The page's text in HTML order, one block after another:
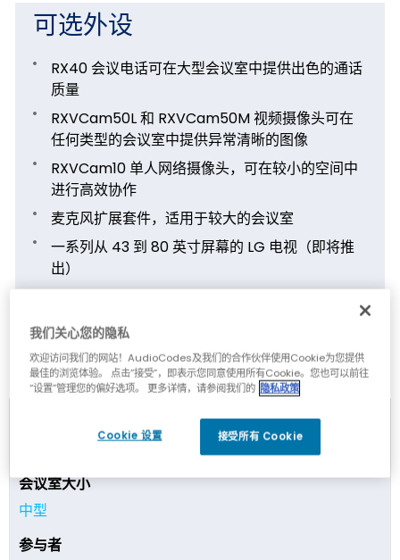
可选外设
RX40 会议电话可在大型会议室中提供出色的通话
质量
RXVCam50L 和 RXVCam50M 视频摄像头可在
任何类型的会议室中提供异常清晰的图像
RXVCam10 单人网络摄像头，可在较小的空间中
进行高效协作
麦克风扩展套件，适用于较大的会议室
一系列从 43 到 80 英寸屏幕的 LG 电视（即将推
出）
RX Suite 董事会议室套装
RXV100-B05
中型
我们关心您的隐私
欢迎访问我们的网站！AudioCodes及我们的合作伙伴使用Cookie为您提供
最佳的浏览体验。 点击“接受”，即表示您同意使用所有Cookie。您也可以前往
“设置”管理您的偏好选项。 更多详情，请参阅我们的 隐私政策
Cookie 设置 接受所有 Cookie